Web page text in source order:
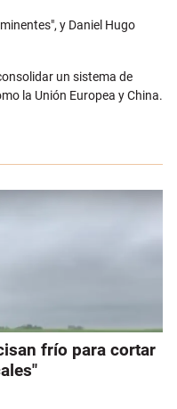
y Daniel Hugo
un sistema de
la Unión Europea y China.
frío para cortar